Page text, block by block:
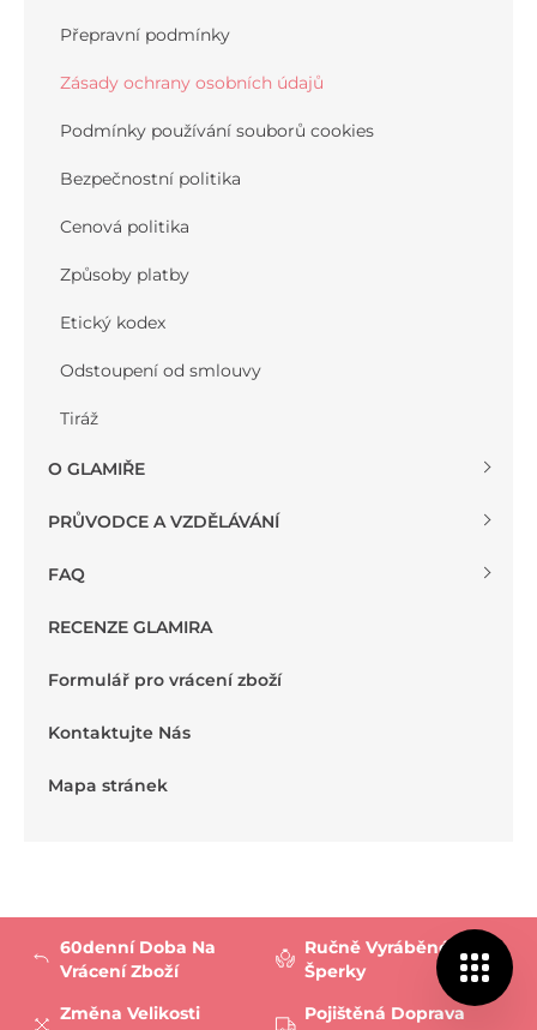
Přepravní podmínky
Zásady ochrany osobních údajů
Podmínky používání souborů cookies
Bezpečnostní politika
Cenová politika
Způsoby platby
Etický kodex
Odstoupení od smlouvy
Tiráž
O GLAMIŘE
PRŮVODCE A VZDĚLÁVÁNÍ
FAQ
RECENZE GLAMIRA
Formulář pro vrácení zboží
Kontaktujte Nás
Mapa stránek
60denní Doba Na
Vrácení Zboží
Změna Velikosti
Ručně Vyráběné
Šperky
Pojištěná Doprava